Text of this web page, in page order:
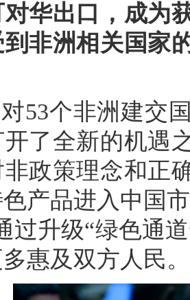
华出口，成为
非洲相关国家
53个非洲建交
了全新的机遇
政策理念和正
产品进入中国
过升级“绿色通
惠及双方人民。